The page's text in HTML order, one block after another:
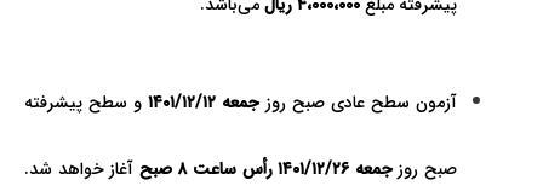
آزمون سطح عادی صبح روزجمعه ۱۴۰۱/۱۲/۱۲ و سطح پيشرفته
صبح روزجمعه ۱۴۰۱/۱۲/۲۶ رأس ساعت ۸ صبح آغاز خواهد شد.